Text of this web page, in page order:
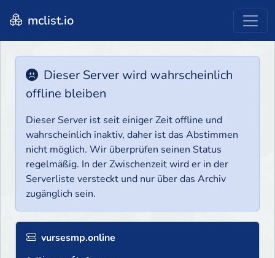
mclist.io
Dieser Server wird wahrscheinlich
offline bleiben
Dieser Server ist seit einiger Zeit offline und
wahrscheinlich inaktiv, daher ist das Abstimmen
nicht möglich. Wir überprüfen seinen Status
regelmäßig. In der Zwischenzeit wird er in der
Serverliste versteckt und nur über das Archiv
zugänglich sein.
vursesmp.online